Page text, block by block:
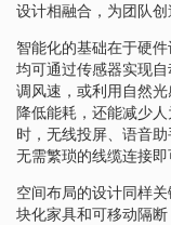
设计相融合，为团队创
智能化的基础在于硬
均可通过传感器实现
调风速，或利用自然
降低能耗，还能减少
时，无线投屏、语音
无需繁琐的线缆连接即
空间布局的设计同样
块化家具和可移动隔